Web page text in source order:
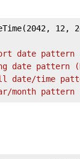
2042, 12,
date
date pattern
date/time
month